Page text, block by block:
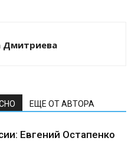
ЕЩЕ ОТ АВТОРА
Евгений Остапенко